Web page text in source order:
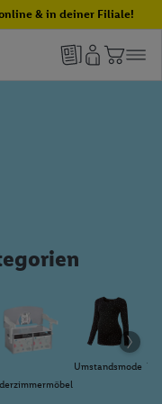
& in deiner Filiale!
Umstandsmode